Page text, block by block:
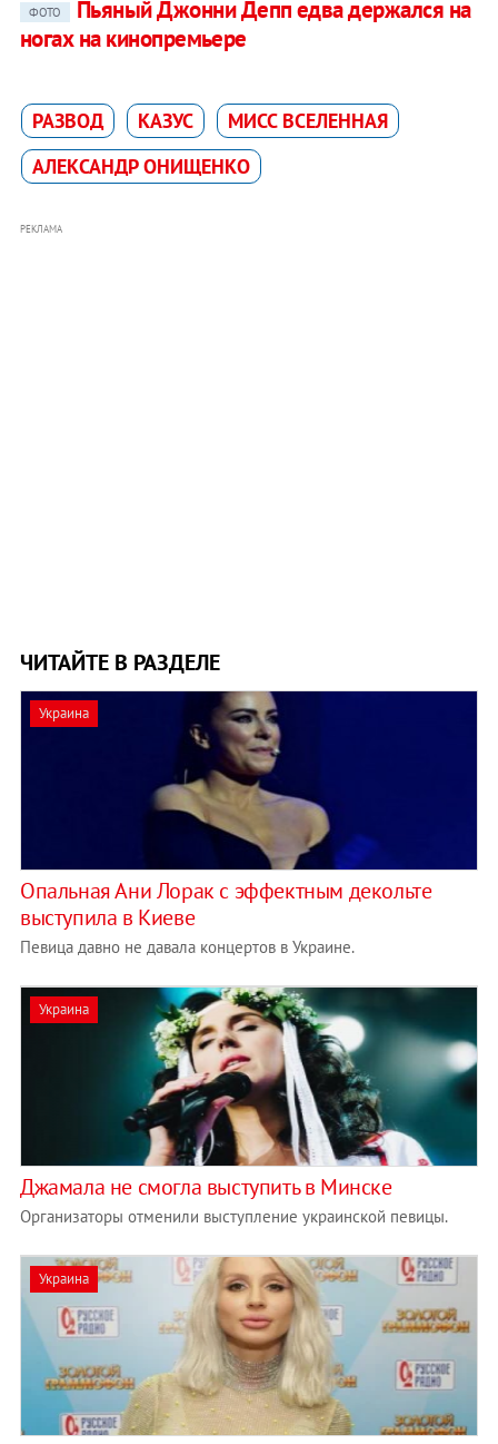
ФОТО
Пьяный Джонни Депп едва держался на
ногах на кинопремьере
РАЗВОД КАЗУС
МИСС ВСЕЛЕННАЯ
АЛЕКСАНДР ОНИЩЕНКО
РЕКЛАМА
ЧИТАЙТЕ В РАЗДЕЛЕ
Украина
Опальная Ани Лорак с эффектным декольте
выступила в Киеве
Певица давно не давала концертов в Украине.
Украина
Джамала не смогла выступить в Минске
Организаторы отменили выступление украинской певицы.
Украина